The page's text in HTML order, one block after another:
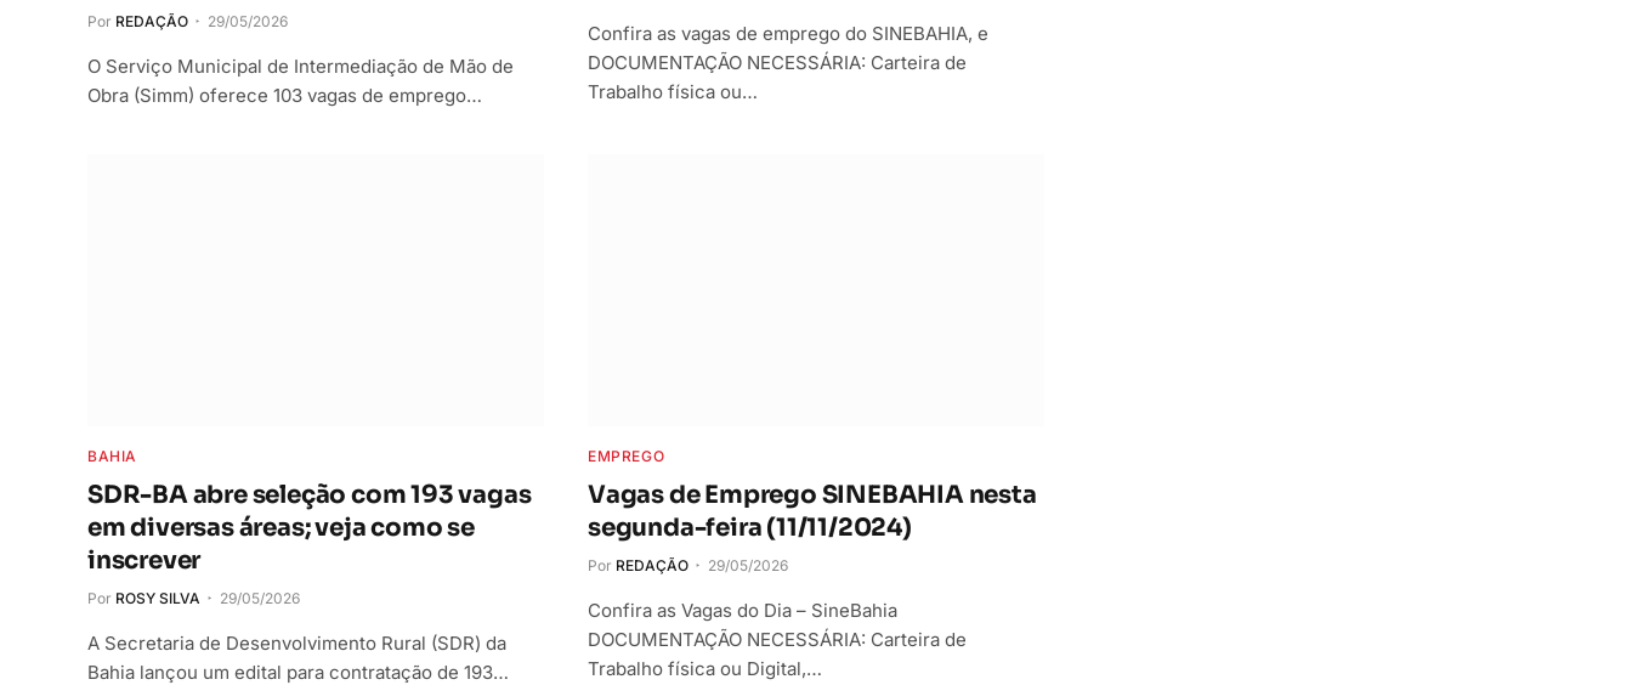
Por REDAÇÃO 29/05/2026
O Serviço Municipal de Intermediação de Mão de
Obra (Simm) oferece 103 vagas de emprego…
Confira as vagas de emprego do SINEBAHIA, e
DOCUMENTAÇÃO NECESSÁRIA: Carteira de
Trabalho física ou…
BAHIA
SDR-BA abre seleção com 193 vagas
em diversas áreas; veja como se
inscrever
Por ROSY SILVA 29/05/2026
A Secretaria de Desenvolvimento Rural (SDR) da
Bahia lançou um edital para contratação de 193…
EMPREGO
Vagas de Emprego SINEBAHIA nesta
segunda-feira (11/11/2024)
Por REDAÇÃO 29/05/2026
Confira as Vagas do Dia – SineBahia
DOCUMENTAÇÃO NECESSÁRIA: Carteira de
Trabalho física ou Digital,…